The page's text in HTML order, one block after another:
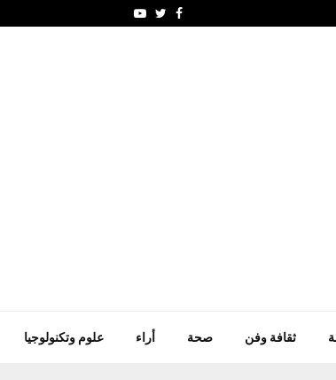
Facebook
Twitter
Youtube
ثقافة وفن صحة أراء علوم وتكنولوجيا